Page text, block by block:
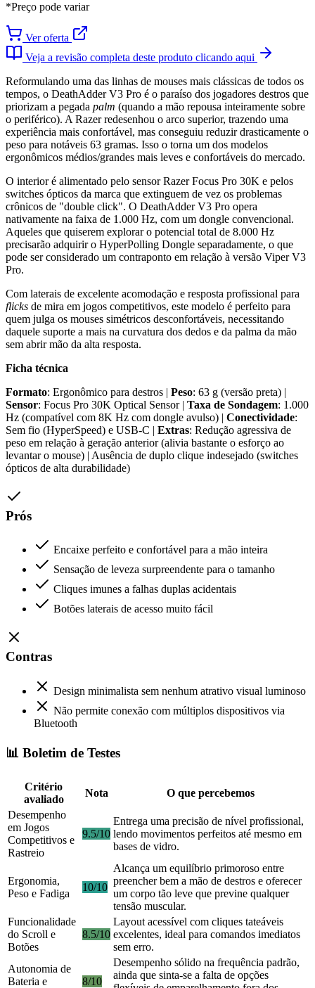
*Preço pode variar
Ver oferta
Veja a revisão completa deste produto clicando aqui
Reformulando uma das linhas de mouses mais clássicas de todos os
tempos, o DeathAdder V3 Pro é o paraíso dos jogadores destros que
priorizam a pegada palm (quando a mão repousa inteiramente sobre
o periférico). A Razer redesenhou o arco superior, trazendo uma
experiência mais confortável, mas conseguiu reduzir drasticamente o
peso para notáveis 63 gramas. Isso o torna um dos modelos
ergonômicos médios/grandes mais leves e confortáveis do mercado.
O interior é alimentado pelo sensor Razer Focus Pro 30K e pelos
switches ópticos da marca que extinguem de vez os problemas
crônicos de "double click". O DeathAdder V3 Pro opera
nativamente na faixa de 1.000 Hz, com um dongle convencional.
Aqueles que quiserem explorar o potencial total de 8.000 Hz
precisarão adquirir o HyperPolling Dongle separadamente, o que
pode ser considerado um contraponto em relação à versão Viper V3
Pro.
Com laterais de excelente acomodação e resposta profissional para
flicks de mira em jogos competitivos, este modelo é perfeito para
quem julga os mouses simétricos desconfortáveis, necessitando
daquele suporte a mais na curvatura dos dedos e da palma da mão
sem abrir mão da alta resposta.
Ficha técnica
Formato: Ergonômico para destros | Peso: 63 g (versão preta) |
Sensor: Focus Pro 30K Optical Sensor | Taxa de Sondagem: 1.000
Hz (compatível com 8K Hz com dongle avulso) | Conectividade:
Sem fio (HyperSpeed) e USB-C | Extras: Redução agressiva de
peso em relação à geração anterior (alivia bastante o esforço ao
levantar o mouse) | Ausência de duplo clique indesejado (switches
ópticos de alta durabilidade)
Prós
Encaixe perfeito e confortável para a mão inteira
Sensação de leveza surpreendente para o tamanho
Cliques imunes a falhas duplas acidentais
Botões laterais de acesso muito fácil
Contras
Design minimalista sem nenhum atrativo visual luminoso
Não permite conexão com múltiplos dispositivos via
Bluetooth
📊 Boletim de Testes
Critério
avaliado
Nota
O que percebemos
Desempenho
em Jogos
Competitivos e
Rastreio
9.5/10
Entrega uma precisão de nível profissional,
lendo movimentos perfeitos até mesmo em
bases de vidro.
Ergonomia,
Peso e Fadiga
10/10
Alcança um equilíbrio primoroso entre
preencher bem a mão de destros e oferecer
um corpo tão leve que previne qualquer
tensão muscular.
Funcionalidade
do Scroll e
Botões
8.5/10
Layout acessível com cliques tateáveis
excelentes, ideal para comandos imediatos
sem erro.
Autonomia de
Bateria e
8/10
Desempenho sólido na frequência padrão,
ainda que sinta-se a falta de opções